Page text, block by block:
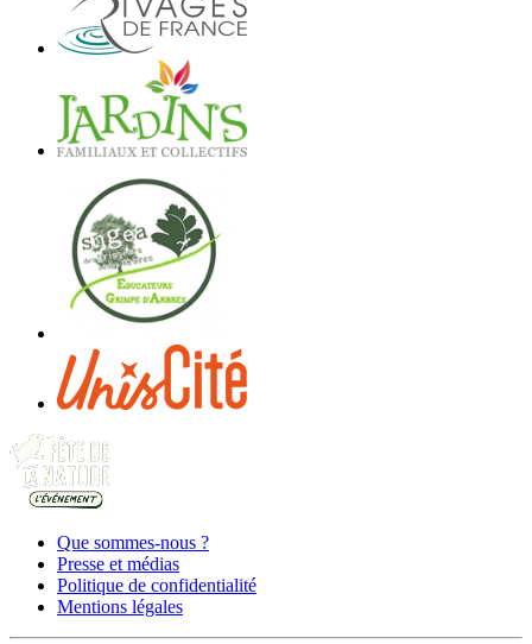
Que sommes-nous ?
Presse et médias
Politique de confidentialité
Mentions légales